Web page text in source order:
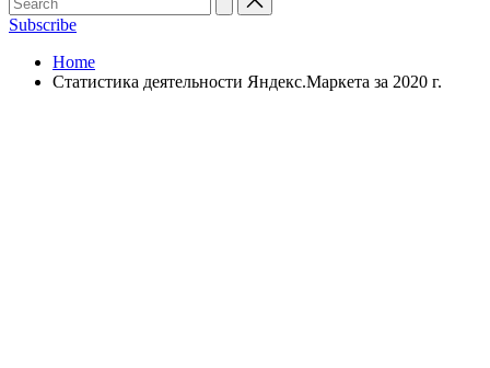
Subscribe
Home
Статистика деятельности Яндекс.Маркета за 2020 г.